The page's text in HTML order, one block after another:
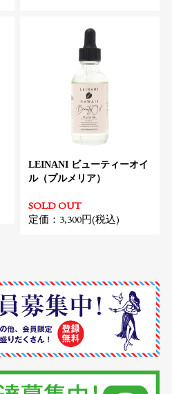
LEINANI ビューティーオイ
ル（プルメリア）
SOLD OUT
定価：3,300円(税込)